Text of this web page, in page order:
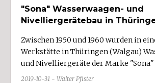
"Sona" Wasserwaagen- und
Nivelliergerätebau in
Zwischen 1950 und 1960 wurden in
Werkstätte in Thüringen (Walgau)
und Nivelliergeräte der Marke "Sona"
2019-10-31 - Walter Pfister